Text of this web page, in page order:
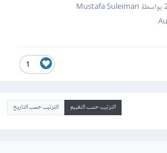
بواسطة Mustafa Suleiman
1
الترتيب حسب التقييم الترتيب حسب التاريخ